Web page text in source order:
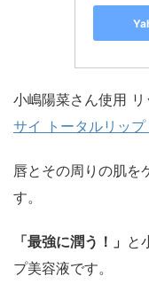
小嶋陽菜さん使用
サイ トータルリップ
唇とその周りの肌を
す。
「最強に潤う！」 と
プ美容液です。